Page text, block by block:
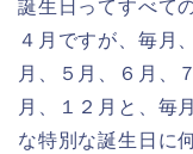
誕生日ってすべて
４月ですが、毎月
月、５月、６月、
月、１２月と、毎
な特別な誕生日に